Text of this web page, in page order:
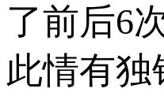
了前后6
此情有